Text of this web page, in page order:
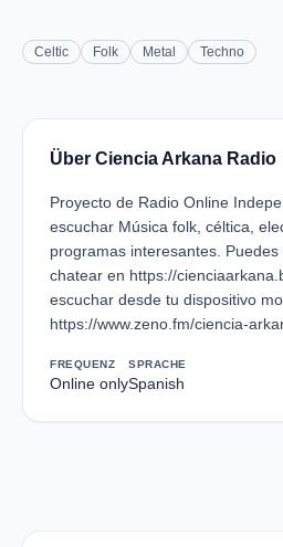
Celtic Folk Metal Techno
Über Ciencia Arkana Radio
Proyecto de Radio Online
escuchar Música folk, céltica,
programas interesantes.
chatear en https://
escuchar desde tu dispositivo
https://www.zeno.fm/ciencia-
FREQUENZ
Online only
SPRACHE
Spanish